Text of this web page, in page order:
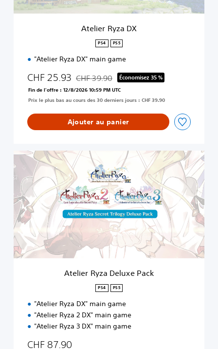
D
Atelier Ryza DX
PS4 PS5
"Atelier Ryza DX" main game
CHF 25.93 Remise par rapport au prix d'origine de CHF
CHF 39.90 Économisez 35 %
Fin de l'offre : 12/8/2026 10:59 PM UTC
Prix le plus bas au cours des 30 derniers jours : CHF 39.90
Ajouter au panier
A
t
e
i
e
R
y
z
a
D
Atelier Ryza Deluxe Pack
PS4 PS5
"Atelier Ryza DX" main game
"Atelier Ryza 2 DX" main game
"Atelier Ryza 3 DX" main game
CHF 87.90